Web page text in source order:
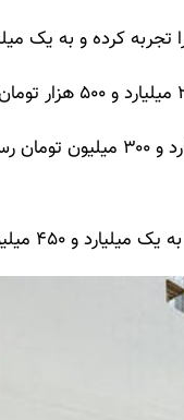
بنا به این گزارش، قیمت هیوندای